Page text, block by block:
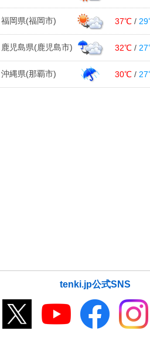
続的に激しい雨、西部を
に注意
ここ1週間の地震回数 震
は 3回発生
25日10:57
長崎県で約110ミリ 記録
大雨情報
25日05:03
福岡県(福岡市) 37℃ /
鹿児島県(鹿児島市) 32℃ /
沖縄県(那覇市) 30℃ /
tenki.jp公式SNS